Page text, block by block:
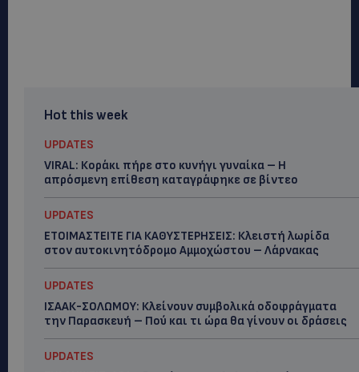
Hot this week
UPDATES
VIRAL: Κοράκι πήρε στο κυνήγι γυναίκα – Η
απρόσμενη επίθεση καταγράφηκε σε βίντεο
UPDATES
ΕΤΟΙΜΑΣΤΕΙΤΕ ΓΙΑ ΚΑΘΥΣΤΕΡΗΣΕΙΣ: Κλειστή λωρίδα
στον αυτοκινητόδρομο Αμμοχώστου – Λάρνακας
UPDATES
ΙΣΑΑΚ-ΣΟΛΩΜΟΥ: Κλείνουν συμβολικά οδοφράγματα
την Παρασκευή – Πού και τι ώρα θα γίνουν οι δράσεις
UPDATES